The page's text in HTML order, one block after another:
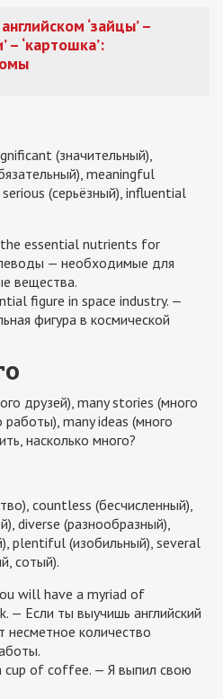
‘зайцы’ –
– ‘картошка’:
(значительный),
meaningful
(серьёзный), influential
the essential nutrients for
— необходимые для
вещества.
figure in space industry. —
фигура в космической
друзей), many stories (много
many ideas (много
насколько много?
countless (бесчисленный),
diverse (разнообразный),
plentiful (изобильный), several
сотый).
will have a myriad of
Если ты выучишь английский
несметное количество
cup of coffee. — Я выпил свою